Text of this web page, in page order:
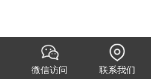
微信访问 联系我们